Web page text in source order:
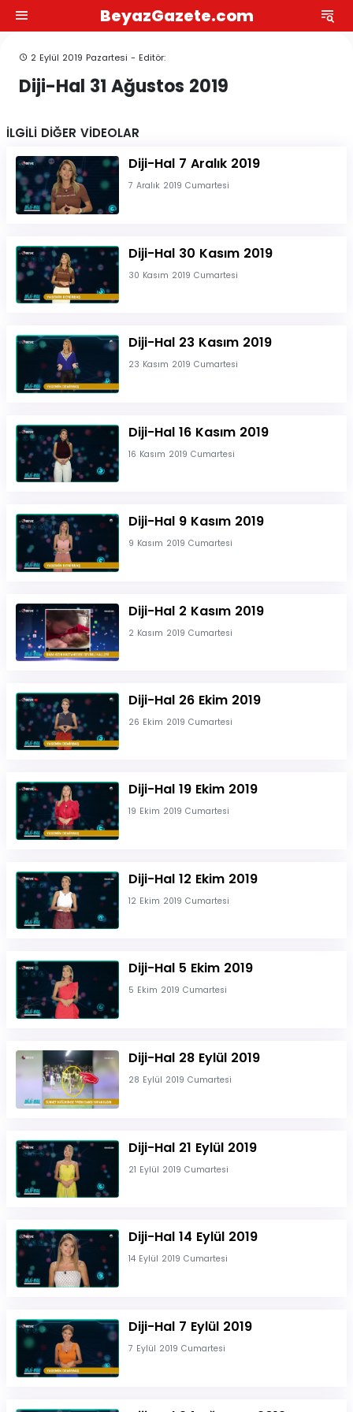
BeyazGazete.com
2 Eylül 2019 Pazartesi - Editör:
Diji-Hal 31 Ağustos 2019
İLGİLİ DİĞER VİDEOLAR
Diji-Hal 7 Aralık 2019
7 Aralık 2019 Cumartesi
Diji-Hal 30 Kasım 2019
30 Kasım 2019 Cumartesi
Diji-Hal 23 Kasım 2019
23 Kasım 2019 Cumartesi
Diji-Hal 16 Kasım 2019
16 Kasım 2019 Cumartesi
Diji-Hal 9 Kasım 2019
9 Kasım 2019 Cumartesi
Diji-Hal 2 Kasım 2019
2 Kasım 2019 Cumartesi
Diji-Hal 26 Ekim 2019
26 Ekim 2019 Cumartesi
Diji-Hal 19 Ekim 2019
19 Ekim 2019 Cumartesi
Diji-Hal 12 Ekim 2019
12 Ekim 2019 Cumartesi
Diji-Hal 5 Ekim 2019
5 Ekim 2019 Cumartesi
Diji-Hal 28 Eylül 2019
28 Eylül 2019 Cumartesi
Diji-Hal 21 Eylül 2019
21 Eylül 2019 Cumartesi
Diji-Hal 14 Eylül 2019
14 Eylül 2019 Cumartesi
Diji-Hal 7 Eylül 2019
7 Eylül 2019 Cumartesi